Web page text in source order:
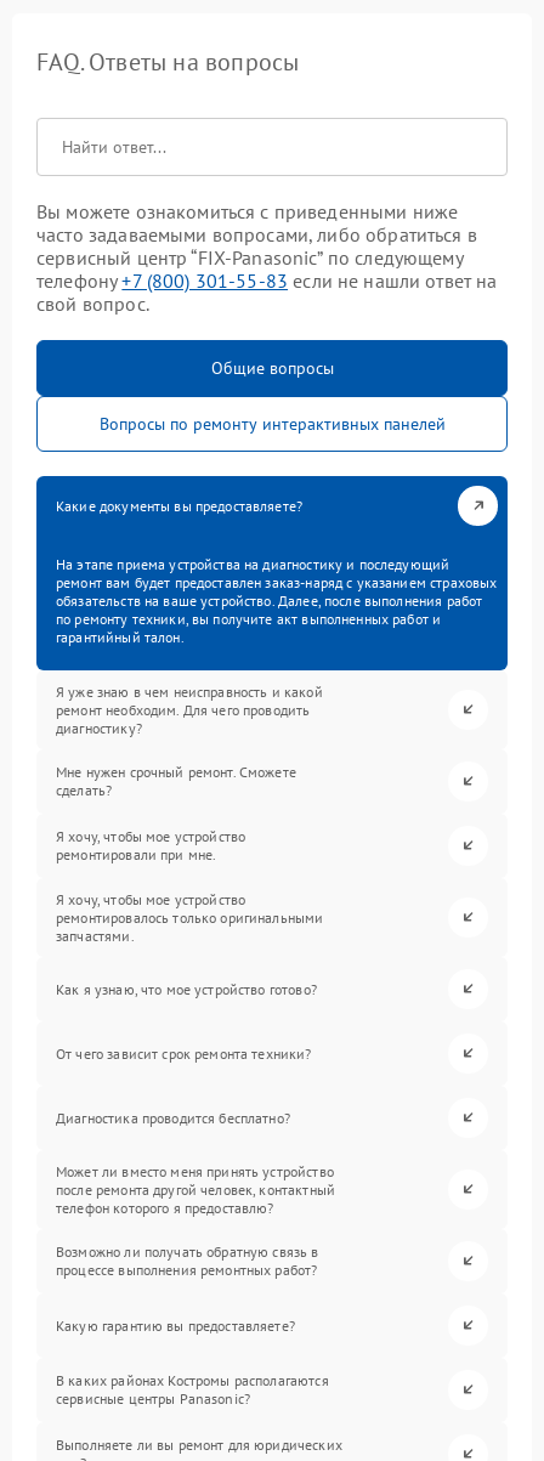
FAQ. Ответы на вопросы
Вы можете ознакомиться с приведенными ниже
часто задаваемыми вопросами, либо обратиться в
сервисный центр “FIX-Panasonic” по следующему
телефону+7 (800) 301-55-83 если не нашли ответ на
свой вопрос.
Общие вопросы
Вопросы по ремонту интерактивных панелей
Какие документы вы предоставляете?
На этапе приема устройства на диагностику и последующий
ремонт вам будет предоставлен заказ-наряд с указанием страховых
обязательств на ваше устройство. Далее, после выполнения работ
по ремонту техники, вы получите акт выполненных работ и
гарантийный талон.
Я уже знаю в чем неисправность и какой
ремонт необходим. Для чего проводить
диагностику?
Мне нужен срочный ремонт. Сможете
сделать?
Я хочу, чтобы мое устройство
ремонтировали при мне.
Я хочу, чтобы мое устройство
ремонтировалось только оригинальными
запчастями.
Как я узнаю, что мое устройство готово?
От чего зависит срок ремонта техники?
Диагностика проводится бесплатно?
Может ли вместо меня принять устройство
после ремонта другой человек, контактный
телефон которого я предоставлю?
Возможно ли получать обратную связь в
процессе выполнения ремонтных работ?
Какую гарантию вы предоставляете?
В каких районах Костромы располагаются
сервисные центры Panasonic?
Выполняете ли вы ремонт для юридических